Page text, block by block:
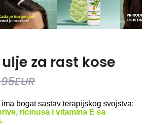
za rast kose
EUR
bogat sastav terapijskog svojstva:
ricinusa i vitamina E sa